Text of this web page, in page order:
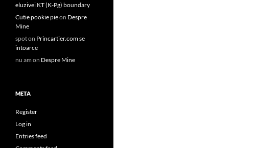
eluzivei KT (K-Pg) boundary
Cutie pookie pieon Despre
Mine
spoton Princartier.com se
intoarce
nu am on Despre Mine
META
Register
Log in
Entries feed